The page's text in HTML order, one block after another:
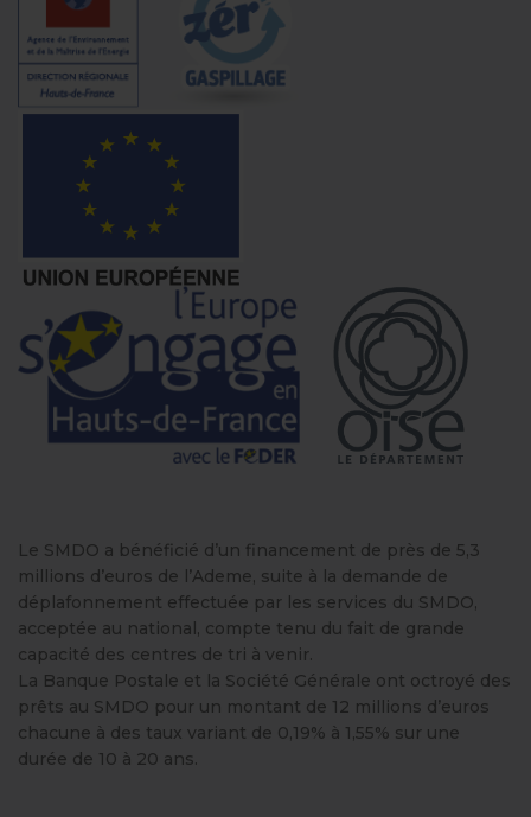
Le SMDO a bénéficié d’un financement de près de 5,3
millions d’euros de l’Ademe, suite à la demande de
déplafonnement effectuée par les services du SMDO,
acceptée au national, compte tenu du fait de grande
capacité des centres de tri à venir.
La Banque Postale et la Société Générale ont octroyé des
prêts au SMDO pour un montant de 12 millions d’euros
chacune à des taux variant de 0,19% à 1,55% sur une
durée de 10 à 20 ans.